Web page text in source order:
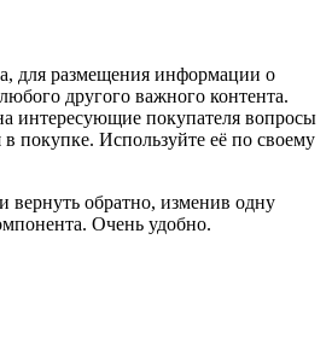
для размещения информации о
другого важного контента.
интересующие покупателя вопросы
в покупке. Используйте её по своему
вернуть обратно, изменив одну
Очень удобно.